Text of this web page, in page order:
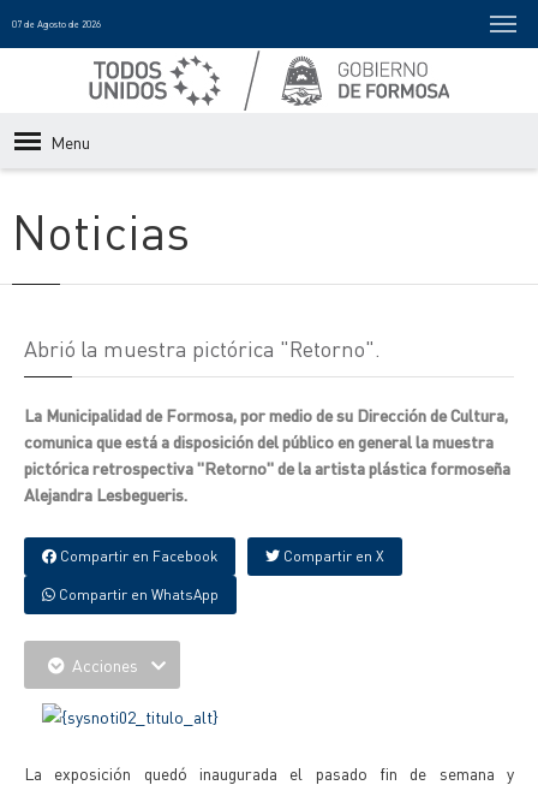
07 de Agosto de 2026
Menu
Noticias
Abrió la muestra pictórica "Retorno".
La Municipalidad de Formosa, por medio de su Dirección de Cultura,
comunica que está a disposición del público en general la muestra
pictórica retrospectiva "Retorno" de la artista plástica formoseña
Alejandra Lesbegueris.
Compartir en Facebook Compartir en X
Compartir en WhatsApp
Acciones
La exposición quedó inaugurada el pasado fin de semana y